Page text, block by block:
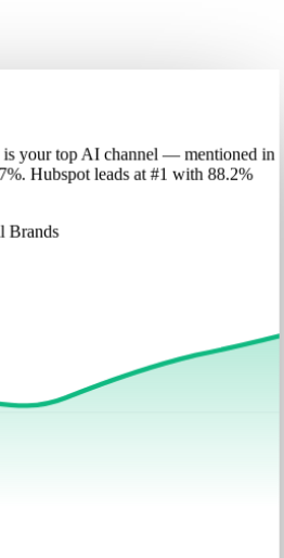
is your top AI channel — mentioned in
%. Hubspotleads at #1 with 88.2%
Brands